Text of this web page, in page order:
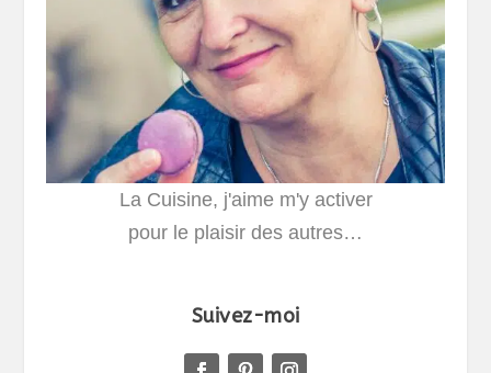
La Cuisine, j'aime m'y activer
pour le plaisir des autres…
Suivez-moi